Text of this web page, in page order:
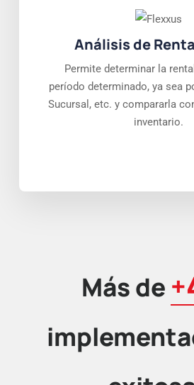
Análisis de
Permite determinar la
período determinado, ya sea
Sucursal, etc. y compararla
inventario.
Más de